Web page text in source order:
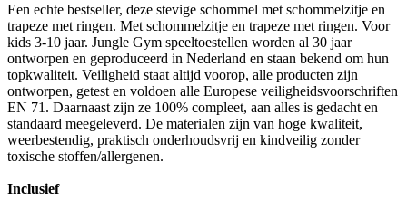
Een echte bestseller, deze stevige schommel met schommelzitje en
trapeze met ringen. Met schommelzitje en trapeze met ringen. Voor
kids 3-10 jaar. Jungle Gym speeltoestellen worden al 30 jaar
ontworpen en geproduceerd in Nederland en staan bekend om hun
topkwaliteit. Veiligheid staat altijd voorop, alle producten zijn
ontworpen, getest en voldoen alle Europese veiligheidsvoorschriften
EN 71. Daarnaast zijn ze 100% compleet, aan alles is gedacht en
standaard meegeleverd. De materialen zijn van hoge kwaliteit,
weerbestendig, praktisch onderhoudsvrij en kindveilig zonder
toxische stoffen/allergenen.
Inclusief